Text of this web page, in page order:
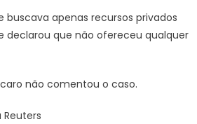
buscava apenas recursos privados
declarou que não ofereceu qualquer
não comentou o caso.